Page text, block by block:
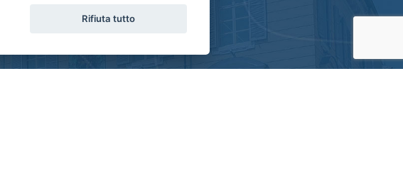
Rifiuta tutto